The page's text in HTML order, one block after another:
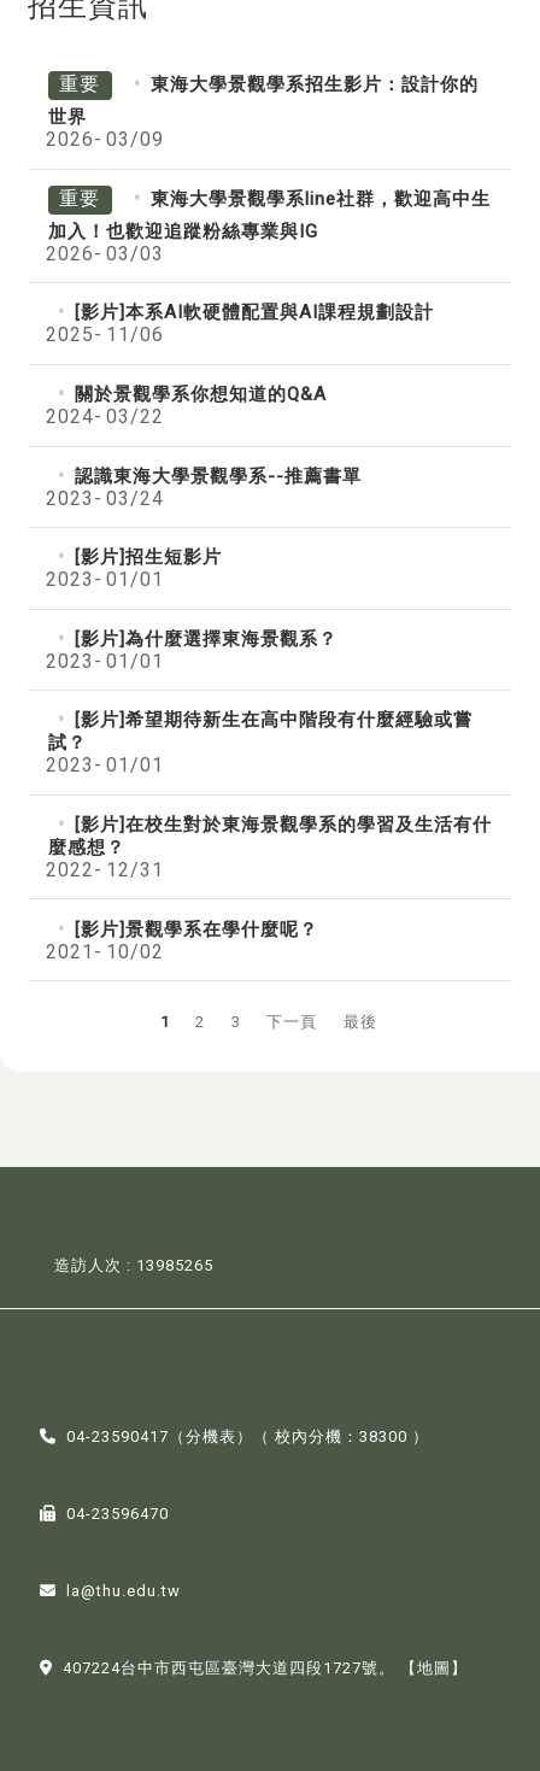
重要
東海大學景觀學系招生影片：設計你的
世界
2026- 03/09
重要
東海大學景觀學系line社群，歡迎高中生
加入！也歡迎追蹤粉絲專業與IG
2026- 03/03
[影片]本系AI軟硬體配置與AI課程規劃設計
2025- 11/06
關於景觀學系你想知道的Q&A
2024- 03/22
認識東海大學景觀學系--推薦書單
2023- 03/24
[影片]招生短影片
2023- 01/01
[影片]為什麼選擇東海景觀系？
2023- 01/01
[影片]希望期待新生在高中階段有什麼經驗或嘗
試？
2023- 01/01
[影片]在校生對於東海景觀學系的學習及生活有什
麼感想？
2022- 12/31
[影片]景觀學系在學什麼呢？
2021- 10/02
1 2 3 下一頁 最後
造訪人次 : 13985265
04-23590417（分機表 ）（ 校內分機：38300 ）
04-23596470
la@thu.edu.tw
407224台中市西屯區臺灣大道四段1727號。 【地圖】